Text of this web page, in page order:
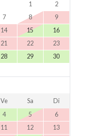
1
2
7 8
9
14 15
16
21 22
23
28 29
30
Ve Sa
Di
4 5
6
11 12
13